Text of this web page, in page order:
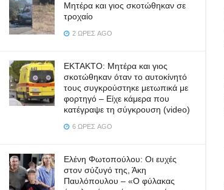
Μητέρα και γιος σκοτώθηκαν σε
τροχαίο
2 ΏΡΕΣ AGO
ΕΚΤΑΚΤΟ: Μητέρα και γιος
σκοτώθηκαν όταν το αυτοκίνητό
τους συγκρούστηκε μετωπικά με
φορτηγό – Είχε κάμερα που
κατέγραψε τη σύγκρουση (video)
6 ΏΡΕΣ AGO
Ελένη Φωτοπούλου: Οι ευχές
στον σύζυγό της, Άκη
Παυλόπουλου – «Ο φύλακας